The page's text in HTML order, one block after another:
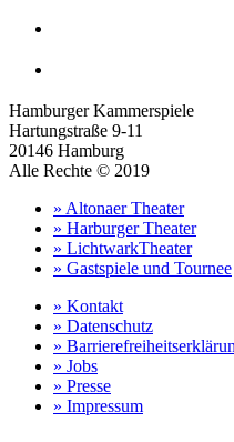
Hamburger Kammerspiele
Hartungstraße 9-11
20146 Hamburg
Alle Rechte © 2019
» Altonaer Theater
» Harburger Theater
» LichtwarkTheater
» Gastspiele und Tournee
» Kontakt
» Datenschutz
»
» Jobs
» Presse
» Impressum